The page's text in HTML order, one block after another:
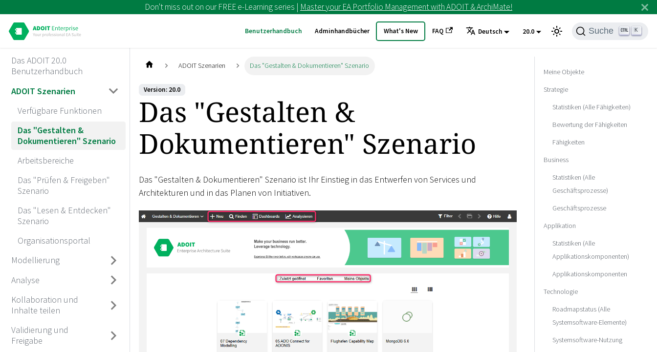
Don't miss out on our FREE e-Learning series | Master your EA Portfolio Management with ADOIT & ArchiMate!
Benutzerhandbuch Adminhandbücher What's New FAQ Deutsch 20.0 Suche K
Das ADOIT 20.0
Benutzerhandbuch
ADOIT Szenarien
Verfügbare Funktionen
Das "Gestalten &
Dokumentieren" Szenario
Arbeitsbereiche
Das "Prüfen & Freigeben"
Szenario
Das "Lesen & Entdecken"
Szenario
Organisationsportal
Modellierung
Analyse
Kollaboration und
Inhalte teilen
Validierung und
Freigabe
ADOIT Szenarien Das "Gestalten & Dokumentieren" Szenario
Version: 20.0
Das "Gestalten &
Dokumentieren" Szenario
Das "Gestalten & Dokumentieren" Szenario ist Ihr Einstieg in das Entwerfen von Services und
Architekturen und in das Planen von Initiativen.
Meine Objekte
Strategie
Statistiken (Alle Fähigkeiten)
Bewertung der Fähigkeiten
Fähigkeiten
Business
Statistiken (Alle
Geschäftsprozesse)
Geschäftsprozesse
Applikation
Statistiken (Alle
Applikationskomponenten)
Applikationskomponenten
Technologie
Roadmapstatus (Alle
Systemsoftware-Elemente)
Systemsoftware-Nutzung